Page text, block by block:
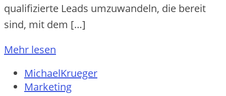
qualifizierte Leads umzuwandeln, die bereit
sind, mit dem […]
Mehr lesen
MichaelKrueger
Marketing